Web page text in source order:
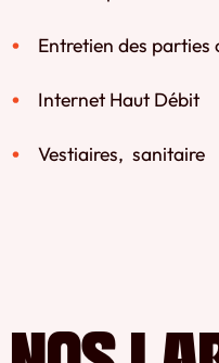
Entretien des parties
Internet Haut Débit
Vestiaires, sanitaire